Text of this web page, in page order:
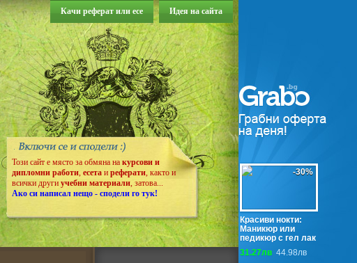
-30%
Красиви нокти:
Маникюр или
педикюр с гел лак
31.27лв 44.98лв
Идея на сайта
Качи реферат или есе
Този сайт е място за обмяна на курсови и
дипломни работи, есета и реферати, както и
всички други учебни материали, затова...
Ако си написал нещо - сподели го тук!